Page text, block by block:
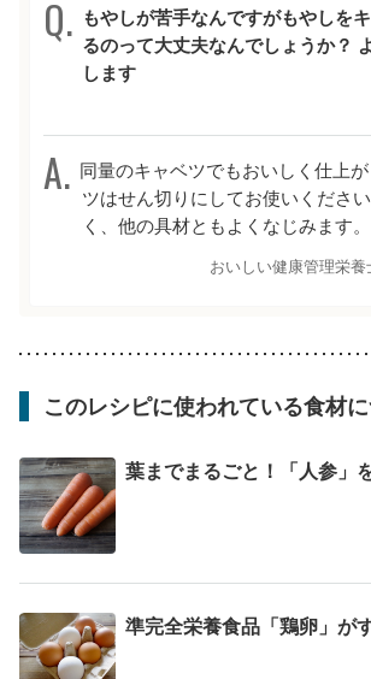
もやしが苦手なんですがもやしを
るのって大丈夫なんでしょうか？
します
同量のキャベツでもおいしく仕上
ツはせん切りにしてお使いくださ
く、他の具材ともよくなじみます。
おいしい健康管理栄養
このレシピに使われている食材
葉までまるごと！「人参」
準完全栄養食品「鶏卵」が